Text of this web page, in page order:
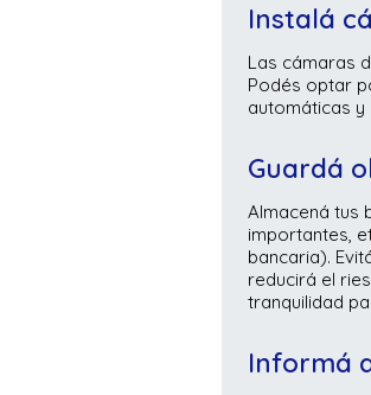
Instalá
Las cámaras
Podés optar
automáticas
Guardá
Almacená tus
importantes,
bancaria).
reducirá el
tranquilidad
Informá